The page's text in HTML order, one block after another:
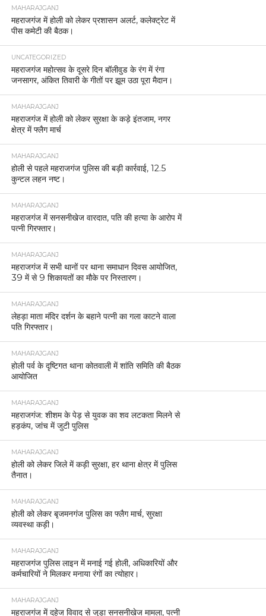
MAHARAJGANJ
महराजगंज में होली को लेकर प्रशासन अलर्ट, कलेक्ट्रेट में
पीस कमेटी की बैठक।
UNCATEGORIZED
महराजगंज महोत्सव के दूसरे दिन बॉलीवुड के रंग में रंगा
जनसागर, अंकित तिवारी के गीतों पर झूम उठा पूरा मैदान।
MAHARAJGANJ
महराजगंज में होली को लेकर सुरक्षा के कड़े इंतजाम, नगर
क्षेत्र में फ्लैग मार्च
MAHARAJGANJ
होली से पहले महराजगंज पुलिस की बड़ी कार्रवाई, 12.5
कुन्टल लहन नष्ट।
MAHARAJGANJ
महराजगंज में सनसनीखेज वारदात, पति की हत्या के आरोप में
पत्नी गिरफ्तार।
MAHARAJGANJ
महराजगंज में सभी थानों पर थाना समाधान दिवस आयोजित,
39 में से 9 शिकायतों का मौके पर निस्तारण।
MAHARAJGANJ
लेहड़ा माता मंदिर दर्शन के बहाने पत्नी का गला काटने वाला
पति गिरफ्तार।
MAHARAJGANJ
होली पर्व के दृष्टिगत थाना कोतवाली में शांति समिति की बैठक
आयोजित
MAHARAJGANJ
महराजगंज: शीशम के पेड़ से युवक का शव लटकता मिलने से
हड़कंप, जांच में जुटी पुलिस
MAHARAJGANJ
होली को लेकर जिले में कड़ी सुरक्षा, हर थाना क्षेत्र में पुलिस
तैनात।
MAHARAJGANJ
होली को लेकर बृजमनगंज पुलिस का फ्लैग मार्च, सुरक्षा
व्यवस्था कड़ी।
MAHARAJGANJ
महराजगंज पुलिस लाइन में मनाई गई होली, अधिकारियों और
कर्मचारियों ने मिलकर मनाया रंगों का त्योहार।
MAHARAJGANJ
महराजगंज में दहेज विवाद से जुड़ा सनसनीखेज मामला, पत्नी